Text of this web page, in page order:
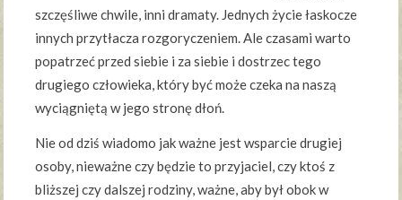
szczęśliwe chwile, inni dramaty. Jednych życie łaskocze
innych przytłacza rozgoryczeniem. Ale czasami warto
popatrzeć przed siebie i za siebie i dostrzec tego
drugiego człowieka, który być może czeka na naszą
wyciągniętą w jego stronę dłoń.
Nie od dziś wiadomo jak ważne jest wsparcie drugiej
osoby, nieważne czy będzie to przyjaciel, czy ktoś z
bliższej czy dalszej rodziny, ważne, aby był obok w